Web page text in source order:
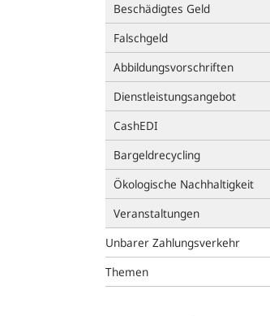
Beschädigtes Geld
Falschgeld
Abbildungsvorschriften
Dienstleistungsangebot
CashEDI
Bargeldrecycling
Ökologische Nachhaltigkeit
Veranstaltungen
Unbarer Zahlungsverkehr
Themen